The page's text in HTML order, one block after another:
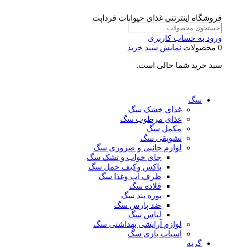
فروشگاه اینترنتی غذای حیوانات فرداپت
ورود به حساب کاربری
0 محصولات
نمایش سبد خرید
سبد خرید شما خالی است.
سگ
غذای خشک سگ
غذای مرطوب سگ
مکمل سگ
تشویقی سگ
لوازم جانبی و ضروری سگ
جای خواب و تشک سگ
باکس وکیف حمل سگ
ظرف آب وغذا سگ
قلاده سگ
پوزه بند سگ
ضد پارس سگ
لباس سگ
لوازم آرایشی بهداشتی سگ
اسباب بازی سگ
گربه